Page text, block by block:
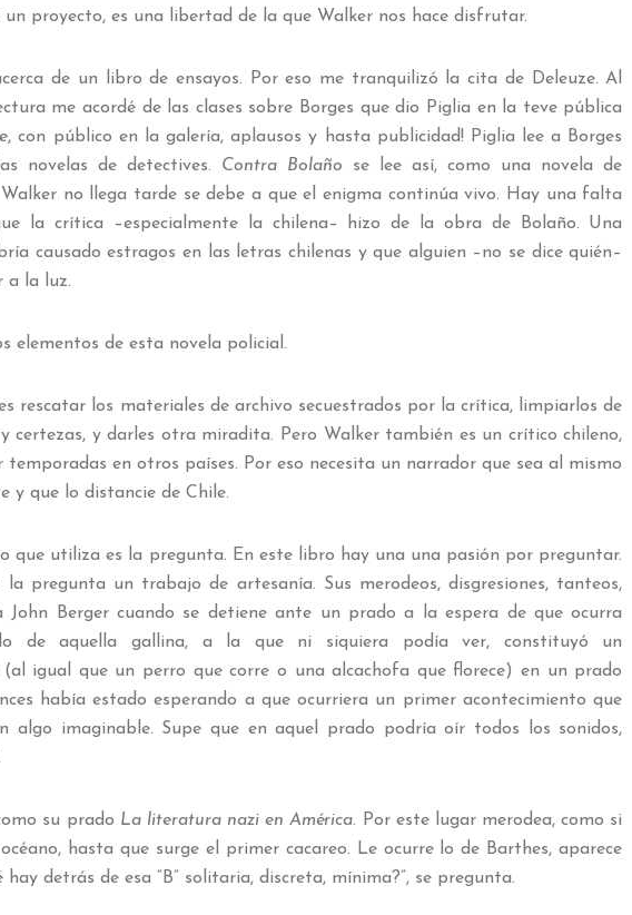
proyecto, es una libertad de la que Walker nos hace disfrutar.
de un libro de ensayos. Por eso me tranquilizó la cita de Deleuze. Al
me acordé de las clases sobre Borges que dio Piglia en la teve pública
, con público en la galería, aplausos y hasta publicidad! Piglia lee a Borges
novelas de detectives. Contra Bolaño se lee así, como una novela de
no llega tarde se debe a que el enigma continúa vivo. Hay una falta
la crítica –especialmente la chilena– hizo de la obra de Bolaño. Una
causado estragos en las letras chilenas y que alguien –no se dice quién–
a la luz.
elementos de esta novela policial.
rescatar los materiales de archivo secuestrados por la crítica, limpiarlos de
certezas, y darles otra miradita. Pero Walker también es un crítico chileno,
temporadas en otros países. Por eso necesita un narrador que sea al mismo
y que lo distancie de Chile.
que utiliza es la pregunta. En este libro hay una una pasión por preguntar.
la pregunta un trabajo de artesanía. Sus merodeos, disgresiones, tanteos,
John Berger cuando se detiene ante un prado a la espera de que ocurra
de aquella gallina, a la que ni siquiera podía ver, constituyó un
(al igual que un perro que corre o una alcachofa que florece) en un prado
había estado esperando a que ocurriera un primer acontecimiento que
algo imaginable. Supe que en aquel prado podría oír todos los sonidos,
su prado La literatura nazi en América. Por este lugar merodea, como si
hasta que surge el primer cacareo. Le ocurre lo de Barthes, aparece
hay detrás de esa “B” solitaria, discreta, mínima?”, se pregunta.